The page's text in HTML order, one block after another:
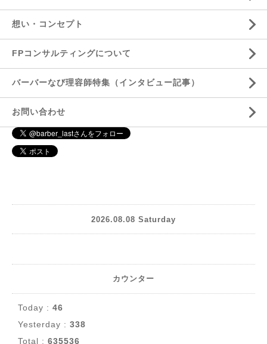
想い・コンセプト
FPコンサルティングについて
バーバーなび理容師特集（インタビュー記事）
お問い合わせ
2026.08.08 Saturday
カウンター
Today : 46
Yesterday : 338
Total : 635536